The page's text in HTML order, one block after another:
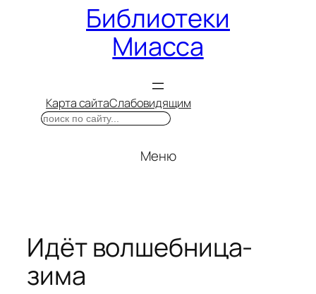
Библиотеки
Миасса
Карта сайтаСлабовидящим
Поиск
Меню
Идёт волшебница-
зима